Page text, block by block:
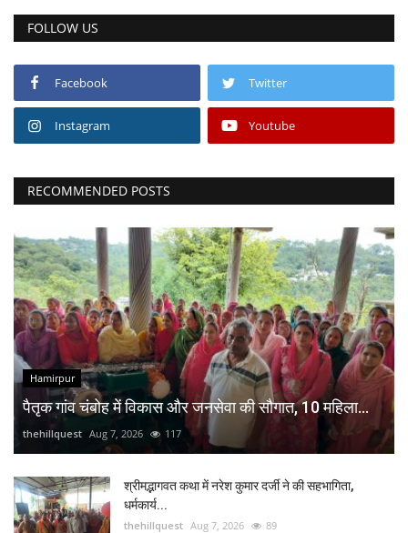
FOLLOW US
Facebook Twitter
Instagram Youtube
RECOMMENDED POSTS
Hamirpur
पैतृक गांव चंबोह में विकास और जनसेवा की सौगात, 10 महिला...
thehillquest Aug 7, 2026 117
श्रीमद्भागवत कथा में नरेश कुमार दर्जी ने की सहभागिता,
धर्मकार्य...
thehillquest Aug 7, 2026 89